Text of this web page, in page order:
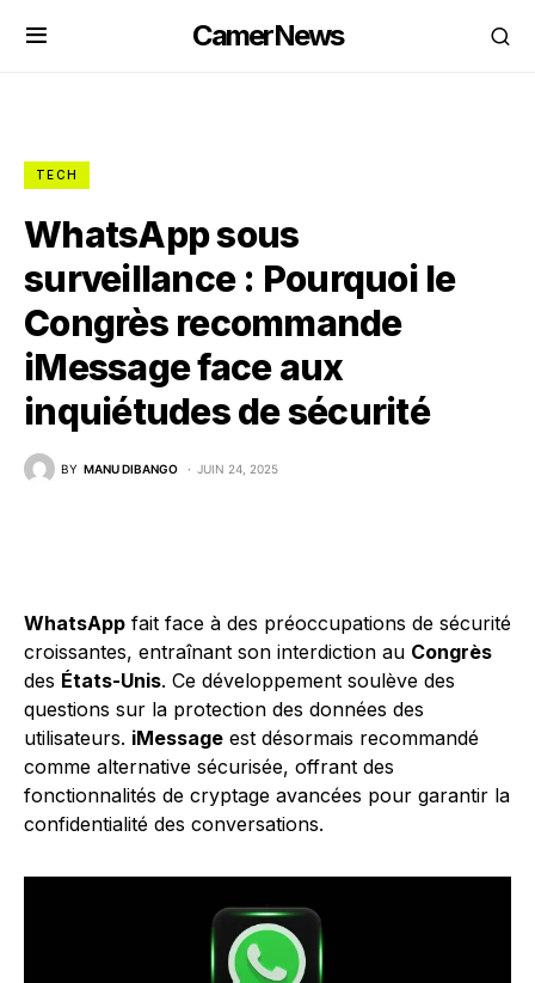
CamerNews
TECH
WhatsApp sous
surveillance : Pourquoi le
Congrès recommande
iMessage face aux
inquiétudes de sécurité
BY MANU DIBANGO JUIN 24, 2025
WhatsApp fait face à des préoccupations de sécurité
croissantes, entraînant son interdiction au Congrès
des États-Unis. Ce développement soulève des
questions sur la protection des données des
utilisateurs. iMessage est désormais recommandé
comme alternative sécurisée, offrant des
fonctionnalités de cryptage avancées pour garantir la
confidentialité des conversations.